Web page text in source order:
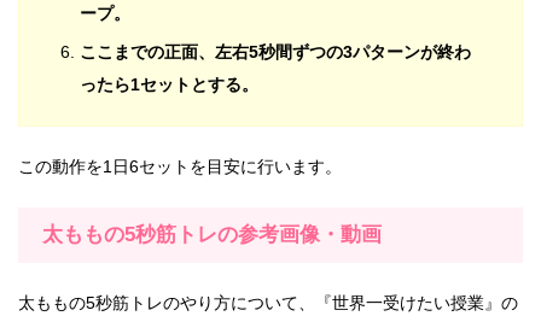
ープ。
ここまでの正面、左右5秒間ずつの3パターンが終わ
ったら1セットとする。
この動作を1日6セットを目安に行います。
太ももの5秒筋トレの参考画像・動画
太ももの5秒筋トレのやり方について、『世界一受けたい授業』の